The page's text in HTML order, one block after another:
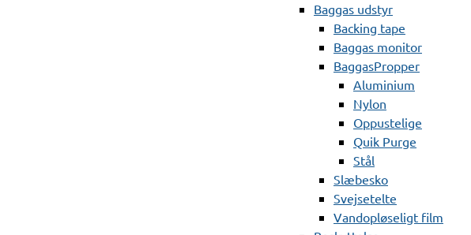
Baggas udstyr
Backing tape
Baggas monitor
BaggasPropper
Aluminium
Nylon
Oppustelige
Quik Purge
Stål
Slæbesko
Svejsetelte
Vandopløseligt film